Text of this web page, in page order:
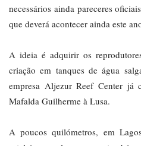
necessários ainda pareceres
que deverá acontecer ainda este
A ideia é adquirir os
criação em tanques de água
empresa Aljezur Reef Center já
Mafalda Guilherme à Lusa.
A poucos quilómetros, em